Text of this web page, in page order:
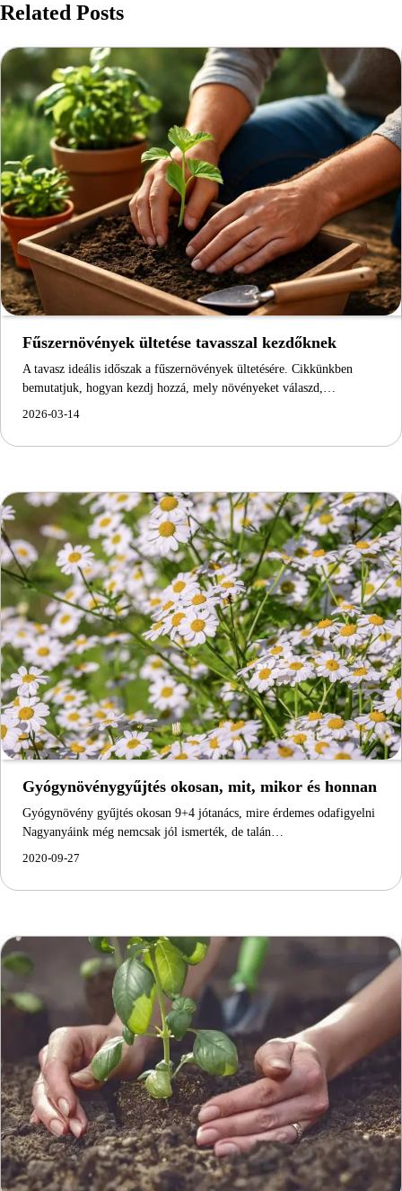
Related Posts
Fűszernövények ültetése tavasszal kezdőknek
A tavasz ideális időszak a fűszernövények ültetésére. Cikkünkben
bemutatjuk, hogyan kezdj hozzá, mely növényeket válaszd,…
2026-03-14
Gyógynövénygyűjtés okosan, mit, mikor és honnan
Gyógynövény gyűjtés okosan 9+4 jótanács, mire érdemes odafigyelni
Nagyanyáink még nemcsak jól ismerték, de talán…
2020-09-27